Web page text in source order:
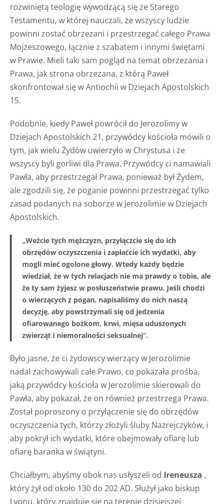
rozwiniętą teologię wywodzącą się ze Starego
Testamentu, w której nauczali, że wszyscy ludzie
powinni zostać obrzezani i przestrzegać całego Prawa
Mojżeszowego, łącznie z szabatem i innymi świętami
w Prawie. Mieli taki sam pogląd na temat obrzezania i
Prawa, jak strona obrzezana, z którą Paweł
skonfrontował się w Antiochii w Dziejach Apostolskich
15.
Podobnie, kiedy Paweł powrócił do Jerozolimy w
Dziejach Apostolskich 21, przywódcy kościoła mówili o
tym, jak wielu Żydów uwierzyło w Chrystusa i że
wszyscy byli gorliwi dla Prawa. Przywódcy ci namawiali
Pawła, aby przestrzegał Prawa, ponieważ był Żydem,
ale zgodzili się, że poganie powinni przestrzegać tylko
zasad podanych na soborze w Jerozolimie w Dziejach
Apostolskich.
„Weźcie tych mężczyzn, przyłączcie się do ich
obrzędów oczyszczenia i zapłaćcie ich wydatki, aby
mogli mieć ogolone głowy. Wtedy każdy będzie
wiedział, że w tych relacjach nie ma prawdy o tobie, ale
że ty sam żyjesz w posłuszeństwie prawu. Jeśli chodzi
o wierzących z pogan, napisaliśmy do nich naszą
decyzję, aby powstrzymali się od jedzenia
ofiarowanego bożkom, krwi, mięsa uduszonych
zwierząt i niemoralności seksualnej”.
Było jasne, że ci żydowscy wierzący w Jerozolimie
nadal zachowywali całe Prawo, co pokazała prośba,
jaką przywódcy kościoła w Jerozolimie skierowali do
Pawła, aby pokazał, że on również przestrzega Prawa.
Został poproszony o przyłączenie się do obrzędów
oczyszczenia tych, którzy złożyli śluby Nazrejczyków, i
aby pokrył ich wydatki, które obejmowały ofiarę lub
ofiarę baranka w świątyni.
Chciałbym, abyśmy obok nas usłyszeli od Ireneusza ,
który żył od około 130 do 202 AD. Służył jako biskup
Lyonu, który znajduje się na terenie dzisiejszej